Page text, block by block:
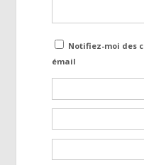
Notifiez-moi des
émail